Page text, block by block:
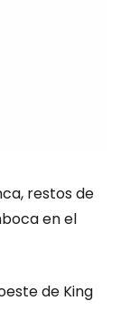
restos de
en el
de King